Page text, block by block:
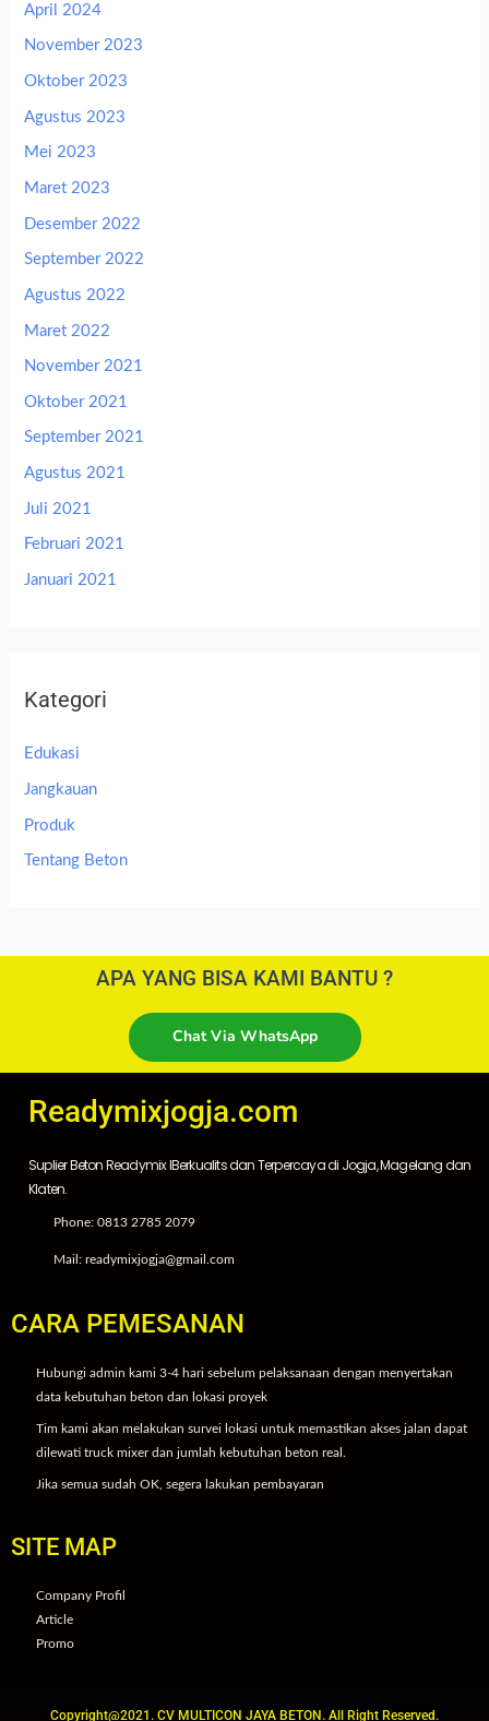
April 2024
November 2023
Oktober 2023
Agustus 2023
Mei 2023
Maret 2023
Desember 2022
September 2022
Agustus 2022
Maret 2022
November 2021
Oktober 2021
September 2021
Agustus 2021
Juli 2021
Februari 2021
Januari 2021
Kategori
Edukasi
Jangkauan
Produk
Tentang Beton
APA YANG BISA KAMI BANTU ?
Chat Via WhatsApp
Readymixjogja.com
Suplier Beton Readymix IBerkualits dan Terpercaya di Jogja, Magelang dan
Klaten.
Phone: 0813 2785 2079
Mail: readymixjogja@gmail.com
CARA PEMESANAN
Hubungi admin kami 3-4 hari sebelum pelaksanaan dengan menyertakan
data kebutuhan beton dan lokasi proyek
Tim kami akan melakukan survei lokasi untuk memastikan akses jalan dapat
dilewati truck mixer dan jumlah kebutuhan beton real.
Jika semua sudah OK, segera lakukan pembayaran
SITE MAP
Company Profil
Article
Promo
Copyright@2021. CV MULTICON JAYA BETON. All Right Reserved.